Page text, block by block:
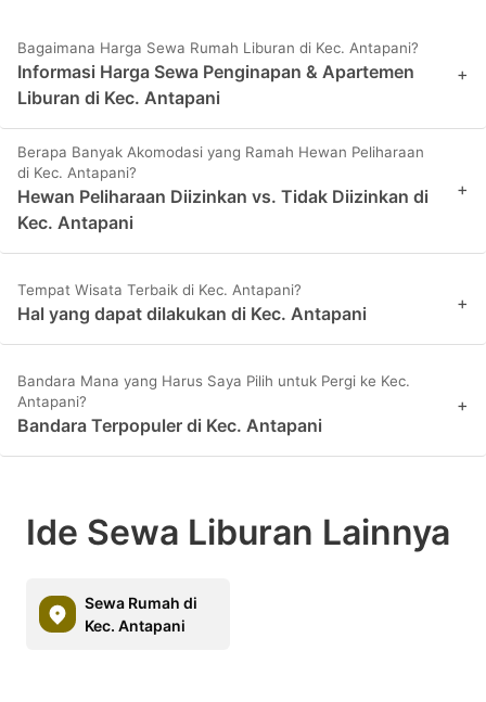
Bagaimana Harga Sewa Rumah Liburan di Kec. Antapani?
Informasi Harga Sewa Penginapan & Apartemen
Liburan di Kec. Antapani
+
Berapa Banyak Akomodasi yang Ramah Hewan Peliharaan
di Kec. Antapani?
Hewan Peliharaan Diizinkan vs. Tidak Diizinkan di
Kec. Antapani
+
Tempat Wisata Terbaik di Kec. Antapani?
Hal yang dapat dilakukan di Kec. Antapani +
Bandara Mana yang Harus Saya Pilih untuk Pergi ke Kec.
Antapani?
Bandara Terpopuler di Kec. Antapani
+
Ide Sewa Liburan Lainnya
Sewa Rumah di
Kec. Antapani